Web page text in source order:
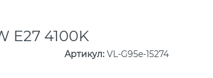
E27 4100K
Артикул: VL-G95e-15274